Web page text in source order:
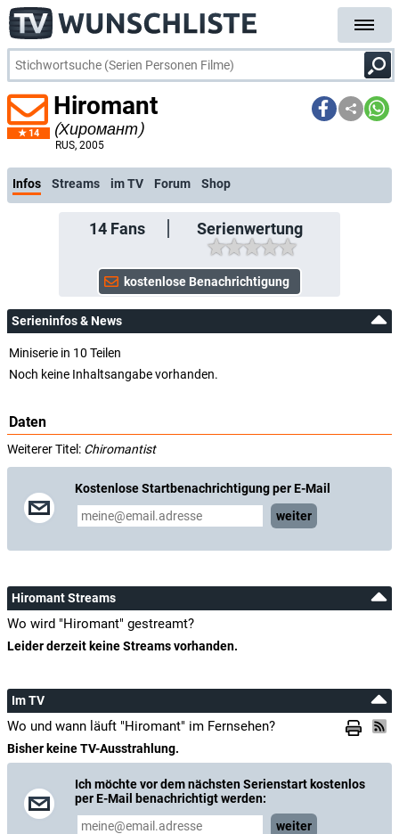
14
Hiromant
(Хиромант)
RUS, 2005
Infos Streams im TV Forum Shop
14Fans Serienwertung
Serieninfos & News
Miniserie in 10 Teilen
Noch keine Inhaltsangabe vorhanden.
Daten
Weiterer Titel: Chiromantist
Kostenlose Startbenachrichtigung per E-Mail
weiter
Hiromant Streams
Wo wird "Hiromant" gestreamt?
Leider derzeit keine Streams vorhanden.
Im TV
Wo und wann läuft "Hiromant" im Fernsehen?
Bisher keine TV-Ausstrahlung.
Ich möchte vor dem nächsten Serienstart kostenlos
per E-Mail benachrichtigt werden:
weiter